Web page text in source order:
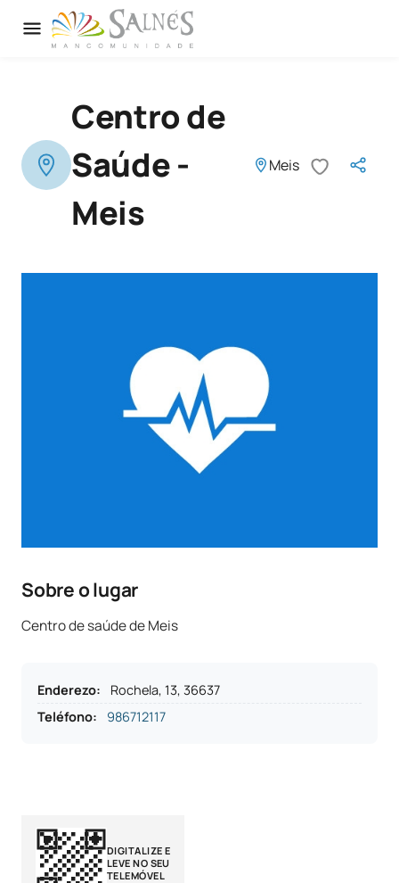
Centro de
Saúde -
Meis
Meis
Sobre o lugar
Centro de saúde de Meis
Enderezo:
Rochela, 13, 36637
Teléfono: 986712117
DIGITALIZE E
LEVE NO SEU
TELEMÓVEL